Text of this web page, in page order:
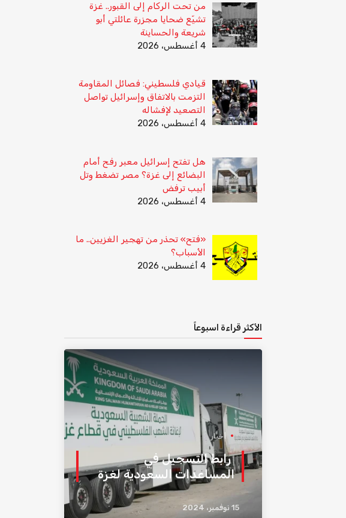
من تحت الركام إلى القبور.. غزة
تشيّع ضحايا مجزرة عائلتي أبو
شريعة والحساينة
4 أغسطس، 2026
قيادي فلسطيني: فصائل المقاومة
التزمت بالاتفاق وإسرائيل تواصل
التصعيد لإفشاله
4 أغسطس، 2026
هل تفتح إسرائيل معبر رفح أمام
البضائع إلى غزة؟ مصر تضغط وتل
أبيب ترفض
4 أغسطس، 2026
«فتح» تحذر من تهجير الغزيين.. ما
الأسباب؟
4 أغسطس، 2026
الأكثر قراءة اسبوعاً
أخبار
رابط التسجيل في
المساعدات السعودية لغزة
15 نوفمبر، 2024